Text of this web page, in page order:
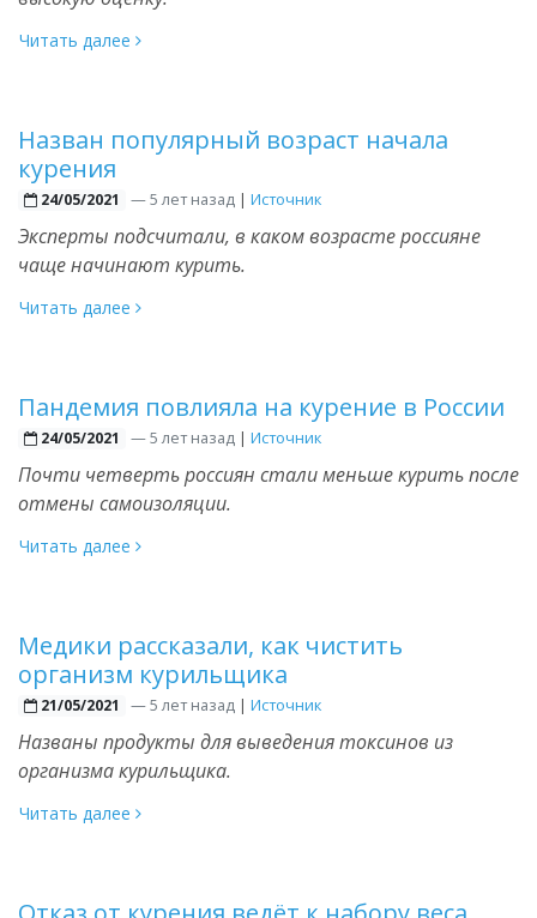
Читать далее
Назван популярный возраст начала
курения
24/05/2021 —5 лет назад | Источник
Эксперты подсчитали, в каком возрасте россияне
чаще начинают курить.
Читать далее
Пандемия повлияла на курение в России
24/05/2021 —5 лет назад | Источник
Почти четверть россиян стали меньше курить после
отмены самоизоляции.
Читать далее
Медики рассказали, как чистить
организм курильщика
21/05/2021 —5 лет назад | Источник
Названы продукты для выведения токсинов из
организма курильщика.
Читать далее